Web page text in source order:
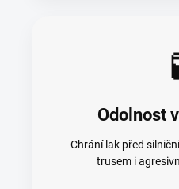
Odolnost
Chrání lak před
trusem i